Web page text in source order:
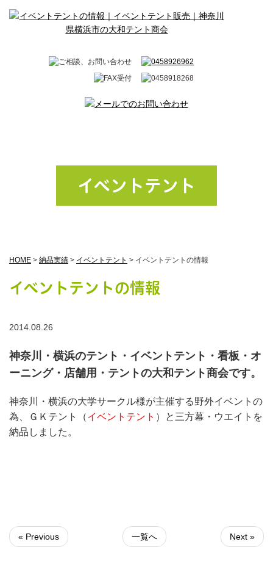
イベントテント
HOME > 納品実績 > イベントテント > イベントテントの情報
イベントテントの情報
2014.08.26
神奈川・横浜のテント・イベントテント・看板・オ
ーニング・店舗用・テントの大和テント商会です。
神奈川・横浜の大学サークル様が主催する野外イベントの
為、ＧＫテント（イベントテント ）と三方幕・ウエイトを
納品しました。
« Previous 一覧へ Next »